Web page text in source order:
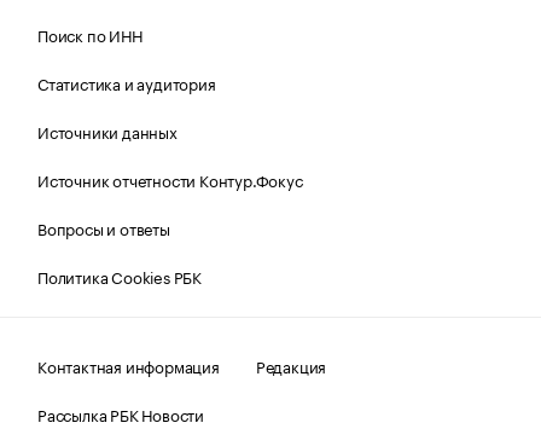
Поиск по ИНН
Статистика и аудитория
Источники данных
Источник отчетности Контур.Фокус
Вопросы и ответы
Политика Cookies РБК
Контактная информация
Редакция
Рассылка РБК Новости